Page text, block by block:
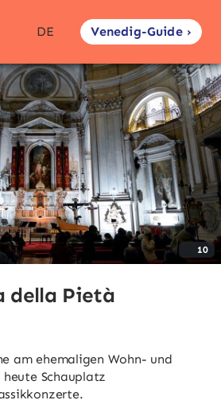
DE Venedig-Guide ›
10
della Pietà
am ehemaligen Wohn- und
Schauplatz